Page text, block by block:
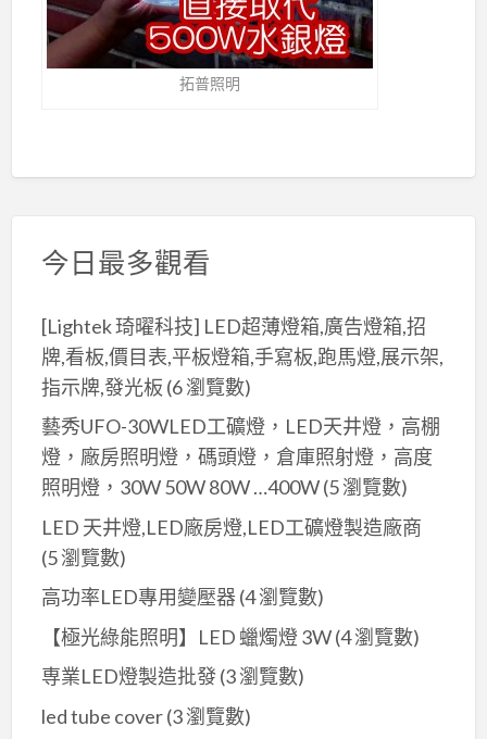
拓普照明
今日最多觀看
[Lightek 琦曜科技] LED超薄燈箱,廣告燈箱,招
牌,看板,價目表,平板燈箱,手寫板,跑馬燈,展示架,
指示牌,發光板 (6 瀏覽數)
藝秀UFO-30WLED工礦燈，LED天井燈，高棚
燈，廠房照明燈，碼頭燈，倉庫照射燈，高度
照明燈，30W 50W 80W …400W(5 瀏覽數)
LED 天井燈,LED廠房燈,LED工礦燈製造廠商
(5 瀏覽數)
高功率LED專用變壓器 (4 瀏覽數)
【極光綠能照明】LED 蠟燭燈 3W(4 瀏覽數)
専業LED燈製造批發(3 瀏覽數)
led tube cover(3 瀏覽數)